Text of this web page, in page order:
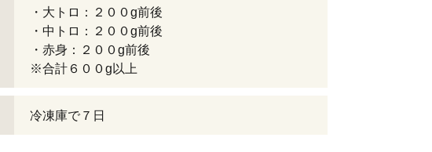
・大トロ：２００g前後
・中トロ：２００g前後
・赤身：２００g前後
※合計６００g以上
冷凍庫で７日